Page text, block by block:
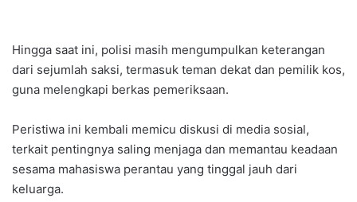
Hingga saat ini, polisi masih mengumpulkan keterangan
dari sejumlah saksi, termasuk teman dekat dan pemilik kos,
guna melengkapi berkas pemeriksaan.
Peristiwa ini kembali memicu diskusi di media sosial,
terkait pentingnya saling menjaga dan memantau keadaan
sesama mahasiswa perantau yang tinggal jauh dari
keluarga.